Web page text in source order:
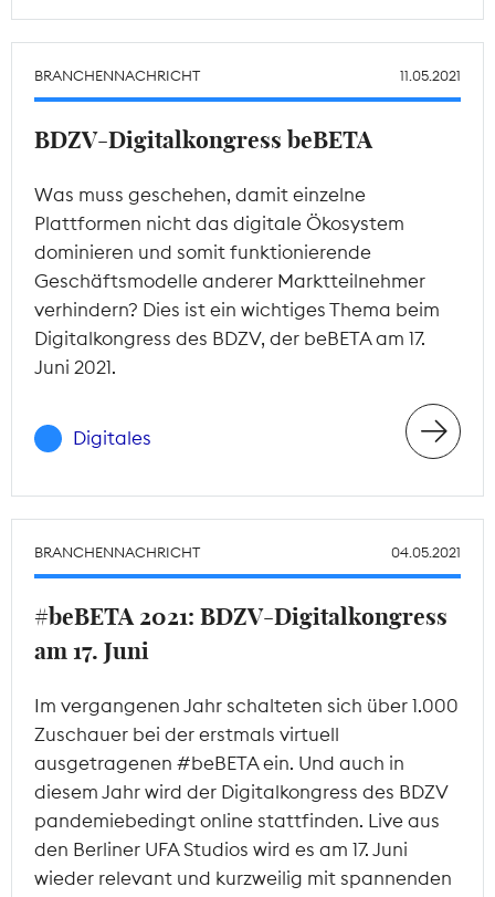
BRANCHENNACHRICHT 11.05.2021
BDZV-Digitalkongress beBETA
Was muss geschehen, damit einzelne
Plattformen nicht das digitale Ökosystem
dominieren und somit funktionierende
Geschäftsmodelle anderer Marktteilnehmer
verhindern? Dies ist ein wichtiges Thema beim
Digitalkongress des BDZV, der beBETA am 17.
Juni 2021.
Digitales
BRANCHENNACHRICHT 04.05.2021
#beBETA 2021: BDZV-Digitalkongress
am 17. Juni
Im vergangenen Jahr schalteten sich über 1.000
Zuschauer bei der erstmals virtuell
ausgetragenen #beBETA ein. Und auch in
diesem Jahr wird der Digitalkongress des BDZV
pandemiebedingt online stattfinden. Live aus
den Berliner UFA Studios wird es am 17. Juni
wieder relevant und kurzweilig mit spannenden